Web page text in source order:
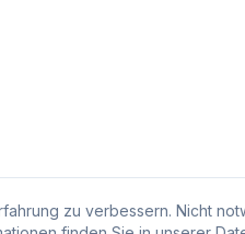
zu verbessern. Nicht